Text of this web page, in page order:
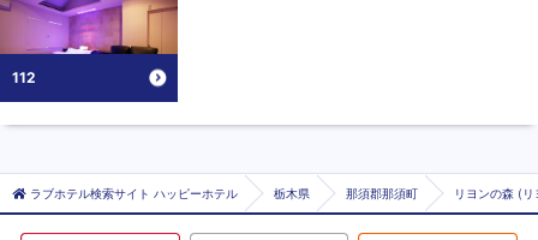
112
ラブホテル検索サイト ハッピーホテル 栃木県 那須郡那須町 リヨンの森 (